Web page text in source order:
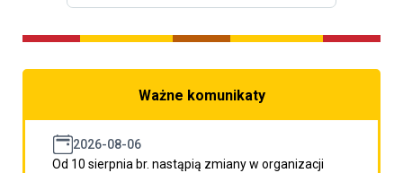
Ważne komunikaty
2026-08-06
Od 10 sierpnia br. nastąpią zmiany w organizacji